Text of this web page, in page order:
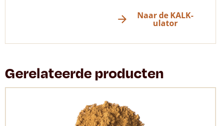
Naar de KALK-
ulator
Gerelateerde producten